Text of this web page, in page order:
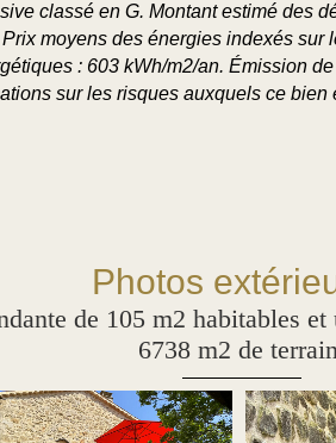
classé en G. Montant estimé des
moyens des énergies indexés sur
: 603 kWh/m2/an. Émission
sur les risques auxquels ce
Photos
de 105 m2 habitables
6738 m2 de